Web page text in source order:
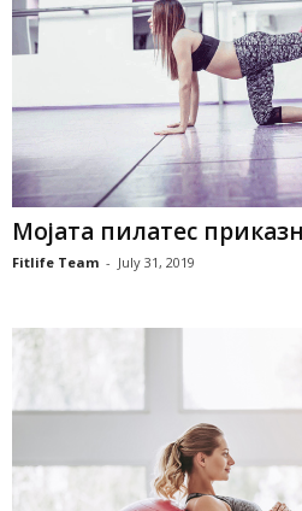
Мојата пилатес
Fitlife Team - July 31, 2019